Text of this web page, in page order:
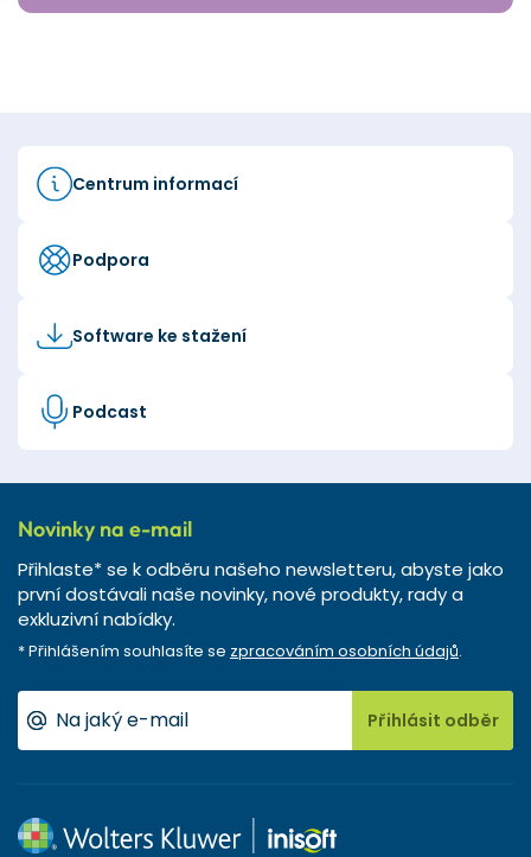
Centrum informací
Podpora
Software ke stažení
Podcast
Novinky na e-mail
Přihlaste* se k odběru našeho newsletteru, abyste jako
první dostávali naše novinky, nové produkty, rady a
exkluzivní nabídky.
* Přihlášením souhlasíte se zpracováním osobních údajů.
Přihlásit odběr